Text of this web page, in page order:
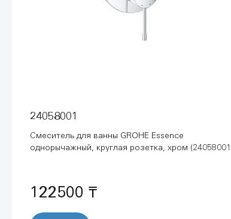
24058001
Смеситель для ванны GROHE Essence
однорычажный, круглая розетка, хром
122500 ₸